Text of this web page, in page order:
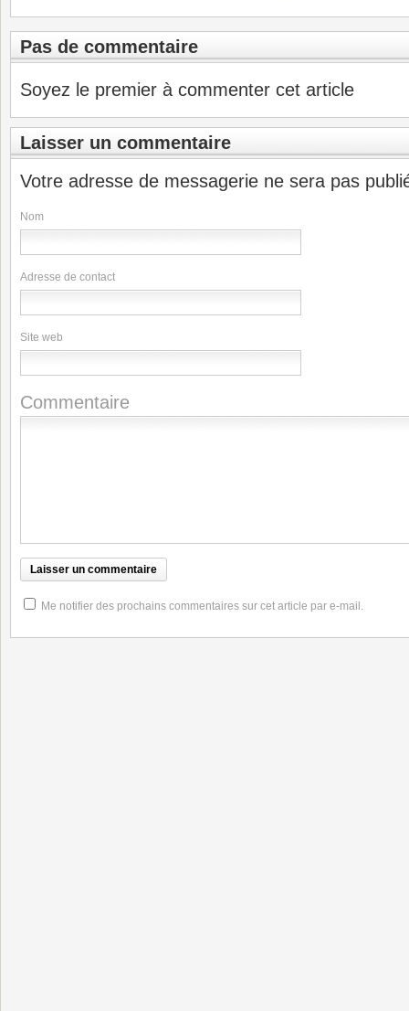
Pas de commentaire
Soyez le premier à commenter cet article
Laisser un commentaire
Votre adresse de messagerie ne sera pas
Nom
Adresse de contact
Site web
Commentaire
Me notifier des prochains commentaires sur cet article par e-mail.